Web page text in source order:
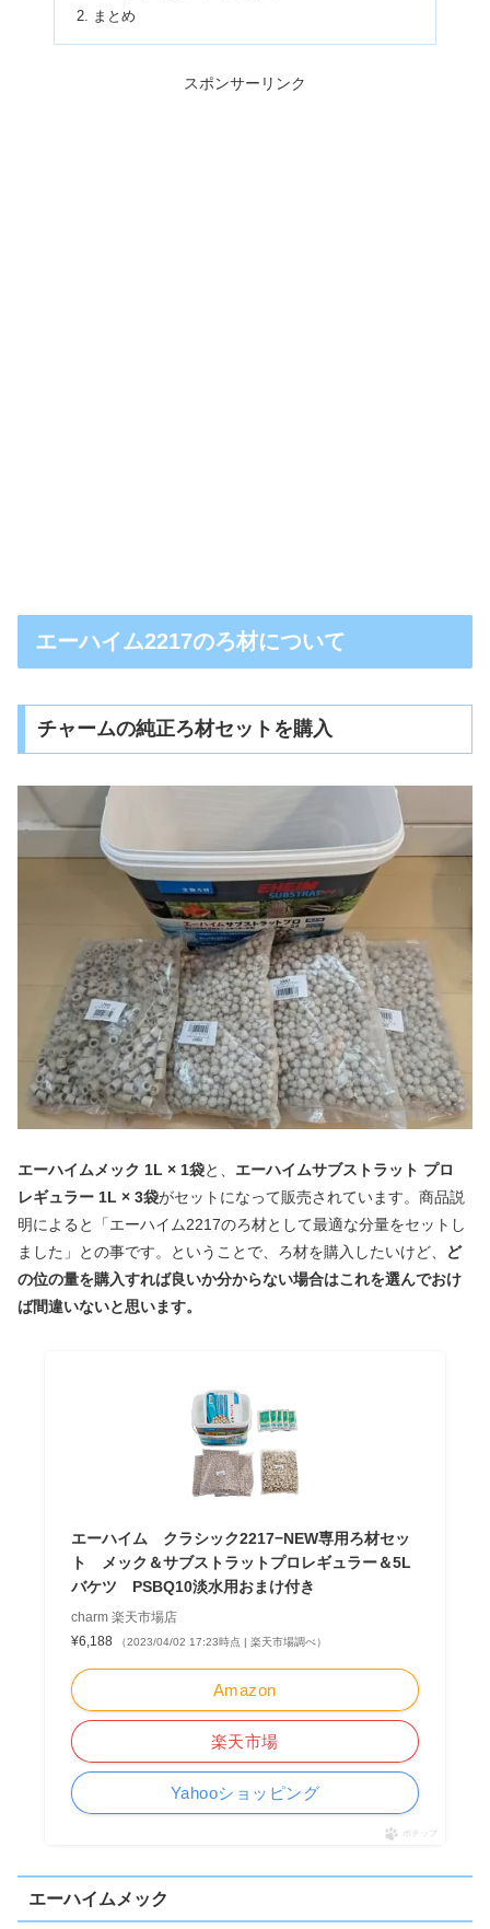
まとめ
スポンサーリンク
エーハイム2217のろ材について
チャームの純正ろ材セットを購入
エーハイムメック 1L × 1袋と、 エーハイムサブストラット プロ
レギュラー 1L × 3袋がセットになって販売されています。商品説
明によると「エーハイム2217のろ材として最適な分量をセットし
ました」との事です。ということで、ろ材を購入したいけど、
ど
の位の量を購入すれば良いか分からない場合はこれを選んでおけ
ば間違いないと思います。
エーハイム クラシック2217−NEW専用ろ材セッ
ト メック＆サブストラットプロレギュラー＆5L
バケツ PSBQ10淡水用おまけ付き
charm 楽天市場店
¥6,188
（2023/04/02 17:23時点 | 楽天市場調べ）
Amazon
楽天市場
Yahooショッピング
ポチップ
エーハイムメック